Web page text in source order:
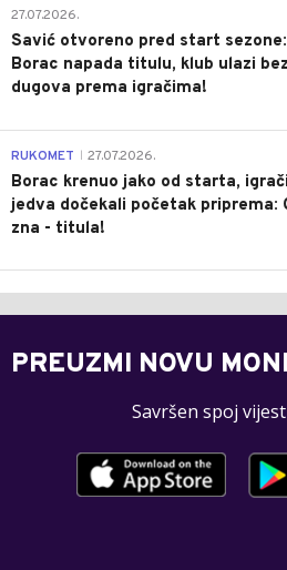
27.07.2026.
Savić otvoreno pred start sezone:
Borac napada titulu, klub ulazi bez
dugova prema igračima!
RUKOMET 27.07.2026.
Borac krenuo jako od starta, igrači
jedva dočekali početak priprema:
zna - titula!
PREUZMI NOVU
Savršen spoj